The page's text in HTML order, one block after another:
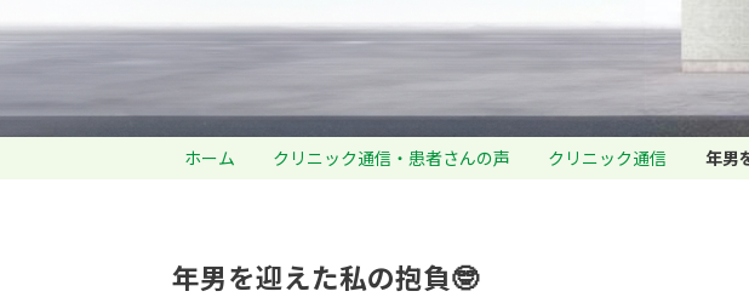
ホーム クリニック通信・患者さんの声 クリニック通信 年男
年男を迎えた私の抱負🤓